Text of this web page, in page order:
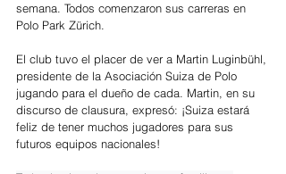
semana. Todos comenzaron sus carreras en
Polo Park Zürich.
El club tuvo el placer de ver a Martin Luginbühl,
presidente de la Asociación Suiza de Polo
jugando para el dueño de cada. Martin, en su
discurso de clausura, expresó: ¡Suiza estará
feliz de tener muchos jugadores para sus
futuros equipos nacionales!